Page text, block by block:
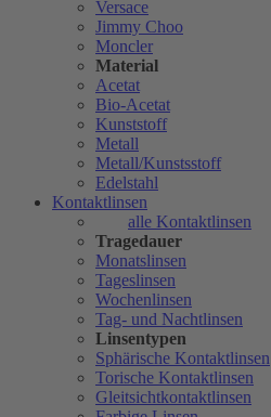
Versace
Jimmy Choo
Moncler
Material
Acetat
Bio-Acetat
Kunststoff
Metall
Metall/Kunstsstoff
Edelstahl
Kontaktlinsen
alle Kontaktlinsen
Tragedauer
Monatslinsen
Tageslinsen
Wochenlinsen
Tag- und Nachtlinsen
Linsentypen
Sphärische Kontaktlinsen
Torische Kontaktlinsen
Gleitsichtkontaktlinsen